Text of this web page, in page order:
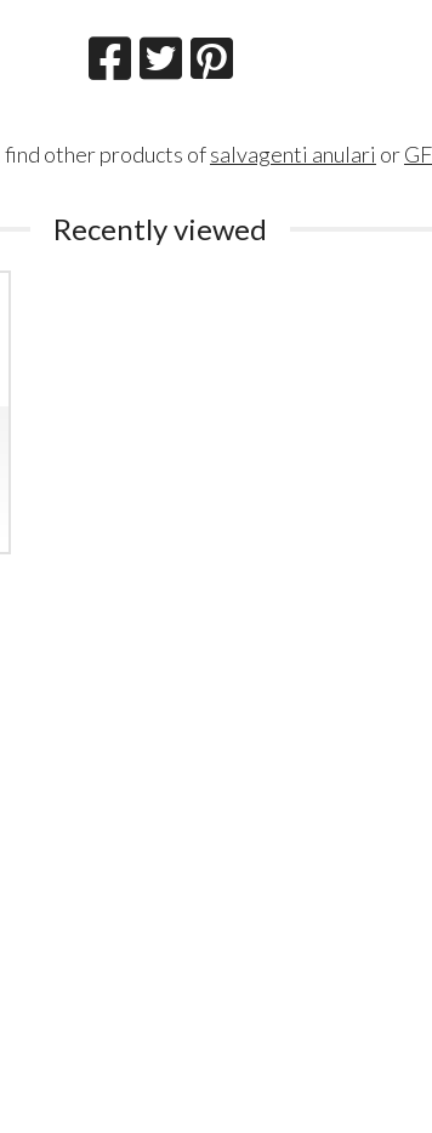
find other products ofsalvagenti anulari or
Recently viewed